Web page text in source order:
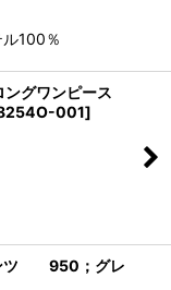
100％
グワンピース
001]
ツ 950；グレ